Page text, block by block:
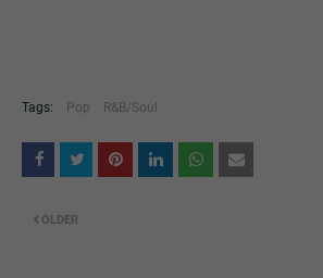
Tags: Pop R&B/Soul
OLDER